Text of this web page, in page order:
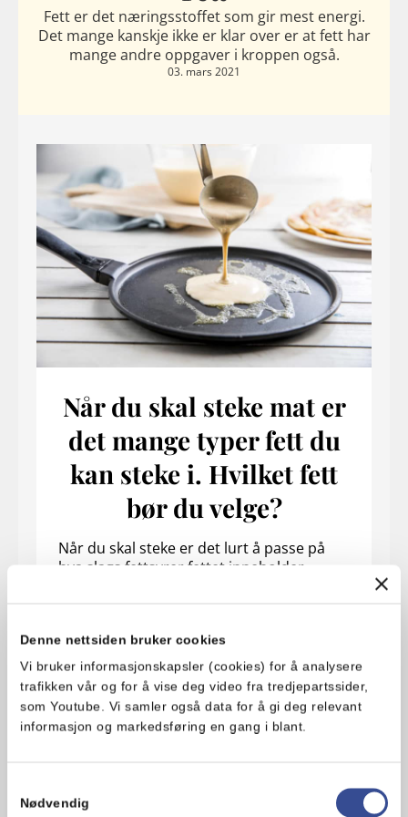
Denne nettsiden bruker cookies
Vi bruker informasjonskapsler (cookies) for å analysere
trafikken vår og for å vise deg video fra tredjepartssider,
som Youtube. Vi samler også data for å gi deg relevant
informasjon og markedsføring en gang i blant.
Nødvendig
Fett er det næringsstoffet som gir mest energi.
Det mange kanskje ikke er klar over er at fett har
mange andre oppgaver i kroppen også.
03. mars 2021
Når du skal steke mat er
det mange typer fett du
kan steke i. Hvilket fett
bør du velge?
Når du skal steke er det lurt å passe på
hva slags fettsyrer fettet inneholder.
Les om hvilket fett som passer til ulik
bruk